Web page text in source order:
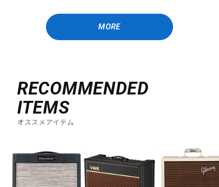
MORE
RECOMMENDED
ITEMS
オススメアイテム